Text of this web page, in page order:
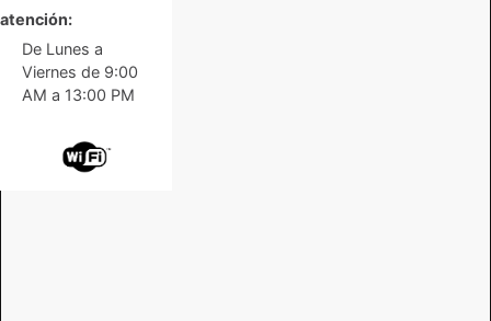
atención:
De Lunes a
Viernes de 9:00
AM a 13:00 PM